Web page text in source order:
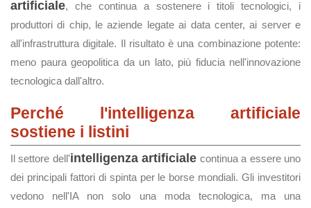
artificiale, che continua a sostenere i titoli tecnologici, i
produttori di chip, le aziende legate ai data center, ai server e
all'infrastruttura digitale. Il risultato è una combinazione potente:
meno paura geopolitica da un lato, più fiducia nell'innovazione
tecnologica dall'altro.
Perché l'intelligenza artificiale
sostiene i listini
Il settore dell'intelligenza artificiale continua a essere uno
dei principali fattori di spinta per le borse mondiali. Gli investitori
vedono nell'IA non solo una moda tecnologica, ma una